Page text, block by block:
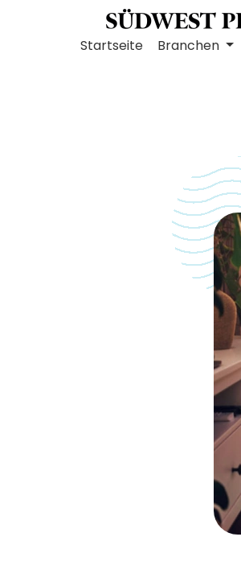
Startseite Branchen